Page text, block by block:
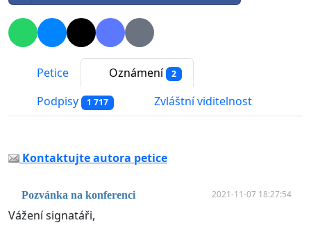
Petice Oznámení 2
Podpisy 1 717 Zvláštní viditelnost
Kontaktujte autora petice
Pozvánka na konferenci 2021-11-07 18:27:54
Vážení signatáři,